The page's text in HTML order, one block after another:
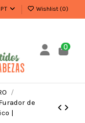
Wishlist (0)
0
de
|